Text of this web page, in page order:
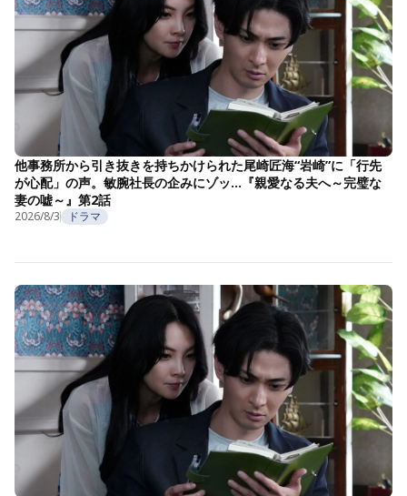
他事務所から引き抜きを持ちかけられた尾崎匠海“岩崎”に「行先
が心配」の声。敏腕社長の企みにゾッ…『親愛なる夫へ～完璧な
妻の嘘～』第2話
2026/8/3 ドラマ